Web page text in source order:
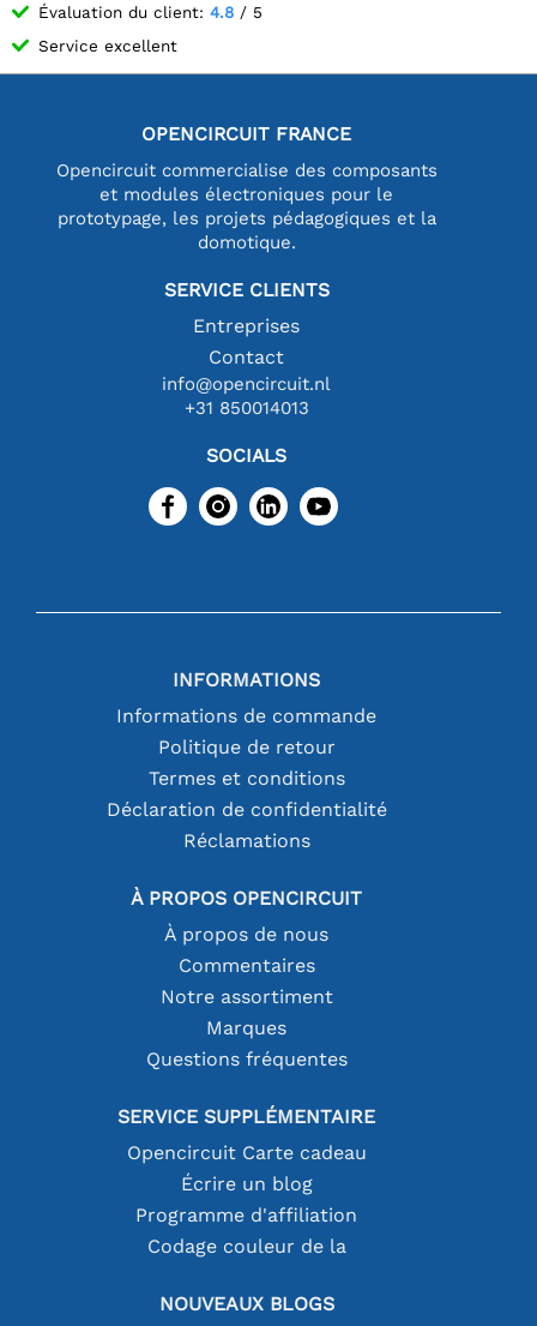
Évaluation du client: 4.8 / 5
Service excellent
OPENCIRCUIT FRANCE
Opencircuit commercialise des composants
et modules électroniques pour le
prototypage, les projets pédagogiques et la
domotique.
SERVICE CLIENTS
Entreprises
Contact
info@opencircuit.nl
+31 850014013
SOCIALS
INFORMATIONS
Informations de commande
Politique de retour
Termes et conditions
Déclaration de confidentialité
Réclamations
À PROPOS OPENCIRCUIT
À propos de nous
Commentaires
Notre assortiment
Marques
Questions fréquentes
SERVICE SUPPLÉMENTAIRE
Opencircuit Carte cadeau
Écrire un blog
Programme d'affiliation
Codage couleur de la
NOUVEAUX BLOGS